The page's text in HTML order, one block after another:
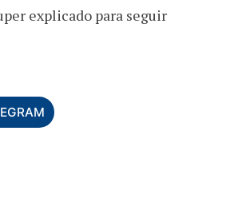
explicado para seguir